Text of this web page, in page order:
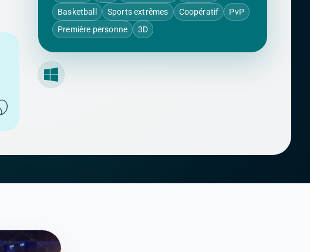
Basketball
Sports extrêmes Coopératif
PvP
Première personne
3D
Windows